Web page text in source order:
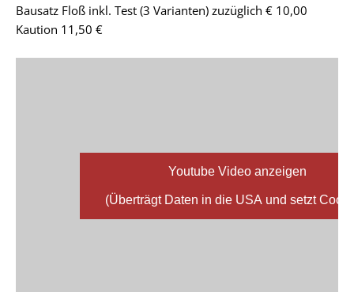
Bausatz Floß inkl. Test (3 Varianten) zuzüglich € 10,00
Kaution 11,50 €
Youtube Video anzeigen
(Überträgt Daten in die USA und setzt